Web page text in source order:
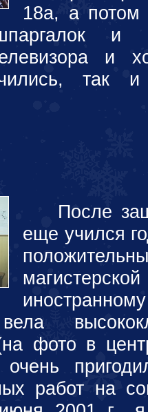
18а, а
и
и
так и
После
еще учился
фото в
работ на